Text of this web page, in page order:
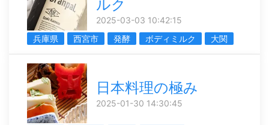
ルク
2025-03-03 10:42:15
兵庫県
西宮市 発酵 ボディミルク 大関
日本料理の極み
2025-01-30 14:30:45